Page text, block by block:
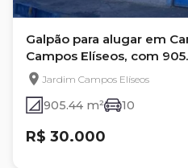
Galpão para alugar em
Campos Elíseos, com
Jardim Campos Elíseos
905.44 m² 10
R$ 30.000